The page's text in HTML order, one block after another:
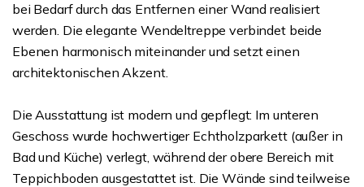
bei Bedarf durch das Entfernen einer Wand realisiert
werden. Die elegante Wendeltreppe verbindet beide
Ebenen harmonisch miteinander und setzt einen
architektonischen Akzent.
Die Ausstattung ist modern und gepflegt: Im unteren
Geschoss wurde hochwertiger Echtholzparkett (außer in
Bad und Küche) verlegt, während der obere Bereich mit
Teppichboden ausgestattet ist. Die Wände sind teilweise